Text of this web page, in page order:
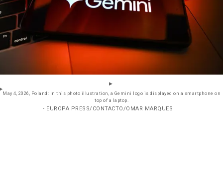
May 4, 2026, Poland: In this photo illustration, a Gemini logo is displayed on a smartphone on
top of a laptop.
- EUROPA PRESS/CONTACTO/OMAR MARQUES